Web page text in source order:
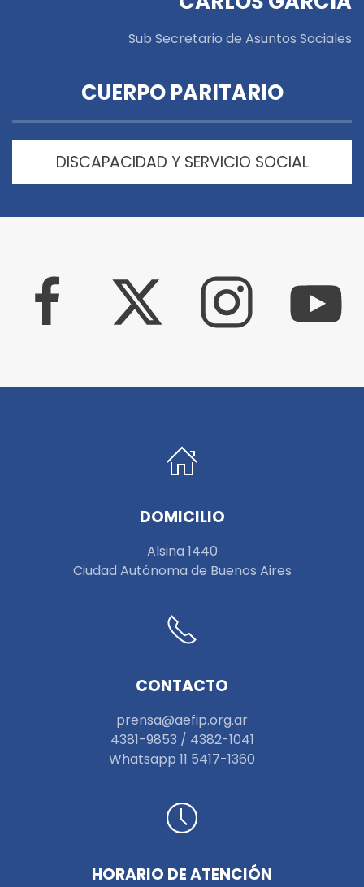
Sub Secretario de Asuntos Sociales
CUERPO PARITARIO
DISCAPACIDAD Y SERVICIO SOCIAL
DOMICILIO
Alsina 1440
Ciudad Autónoma de Buenos Aires
CONTACTO
prensa@aefip.org.ar
4381-9853 / 4382-1041
Whatsapp 11 5417-1360
HORARIO DE ATENCIÓN